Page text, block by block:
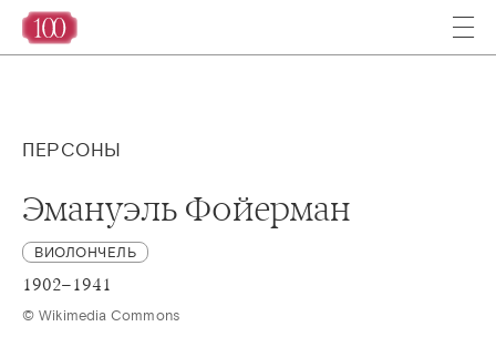
ПЕРСОНЫ
Эмануэль Фойерман
ВИОЛОНЧЕЛЬ
1902–1941
© Wikimedia Commons